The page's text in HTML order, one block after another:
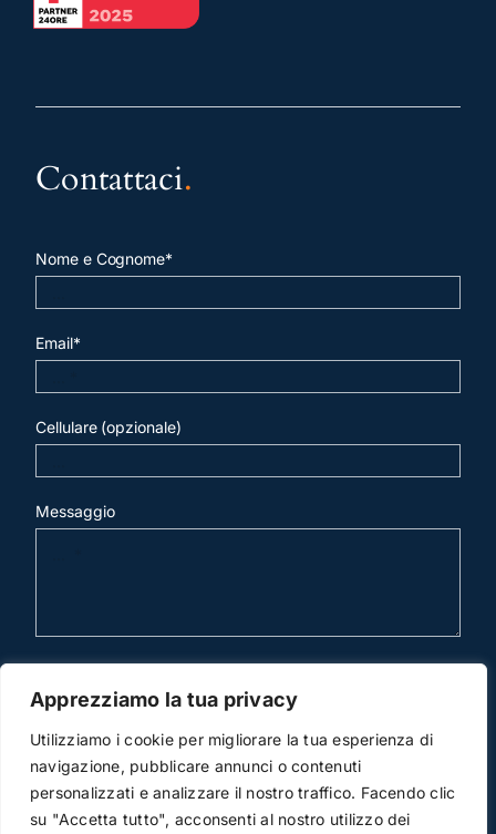
Apprezziamo la tua privacy
Utilizziamo i cookie per migliorare la tua esperienza di
navigazione, pubblicare annunci o contenuti
personalizzati e analizzare il nostro traffico. Facendo clic
su "Accetta tutto", acconsenti al nostro utilizzo dei
Contattaci.
Nome e Cognome*
Email*
Cellulare (opzionale)
Messaggio
invia mail